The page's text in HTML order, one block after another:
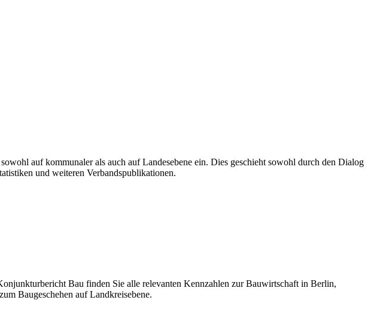
auf kommunaler als auch auf Landesebene ein. Dies geschieht sowohl durch den Dialog
und weiteren Verbandspublikationen.
Bau finden Sie alle relevanten Kennzahlen zur Bauwirtschaft in Berlin,
Baugeschehen auf Landkreisebene.